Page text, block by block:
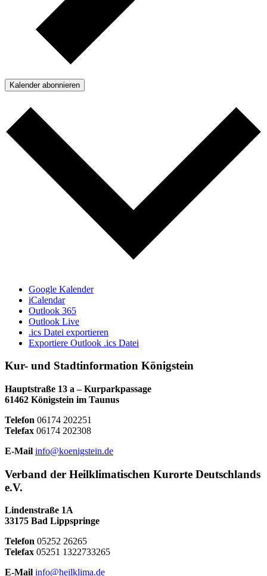
Kalender abonnieren
Google Kalender
iCalendar
Outlook 365
Outlook Live
.ics Datei exportieren
Exportiere Outlook .ics Datei
Kur- und Stadtinformation Königstein
Hauptstraße 13 a – Kurparkpassage
61462 Königstein im Taunus
Telefon 06174 202251
Telefax 06174 202308
E-Mail info@koenigstein.de
Verband der Heilklimatischen Kurorte Deutschlands
e.V.
Lindenstraße 1A
33175 Bad Lippspringe
Telefon 05252 26265
Telefax 05251 1322733265
E-Mail info@heilklima.de